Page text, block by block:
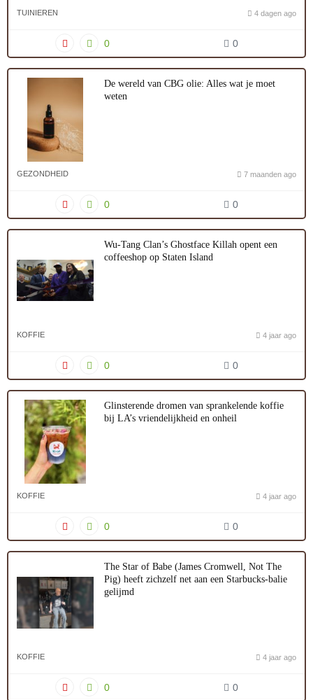
TUINIEREN 4 dagen ago
0 0
De wereld van CBG olie: Alles wat je moet
weten
GEZONDHEID 7 maanden ago
0 0
Wu-Tang Clan’s Ghostface Killah opent een
coffeeshop op Staten Island
KOFFIE 4 jaar ago
0 0
Glinsterende dromen van sprankelende koffie
bij LA’s vriendelijkheid en onheil
KOFFIE 4 jaar ago
0 0
The Star of Babe (James Cromwell, Not The
Pig) heeft zichzelf net aan een Starbucks-balie
gelijmd
KOFFIE 4 jaar ago
0 0